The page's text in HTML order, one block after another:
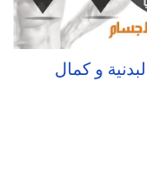
و كمال